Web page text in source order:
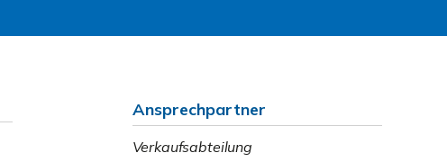
Ansprechpartner
Verkaufsabteilung